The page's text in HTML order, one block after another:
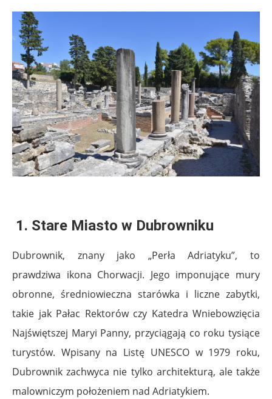
1. Stare Miasto w Dubrowniku
Dubrownik, znany jako „Perła Adriatyku”, to
prawdziwa ikona Chorwacji. Jego imponujące mury
obronne, średniowieczna starówka i liczne zabytki,
takie jak Pałac Rektorów czy Katedra Wniebowzięcia
Najświętszej Maryi Panny, przyciągają co roku tysiące
turystów. Wpisany na Listę UNESCO w 1979 roku,
Dubrownik zachwyca nie tylko architekturą, ale także
malowniczym położeniem nad Adriatykiem.